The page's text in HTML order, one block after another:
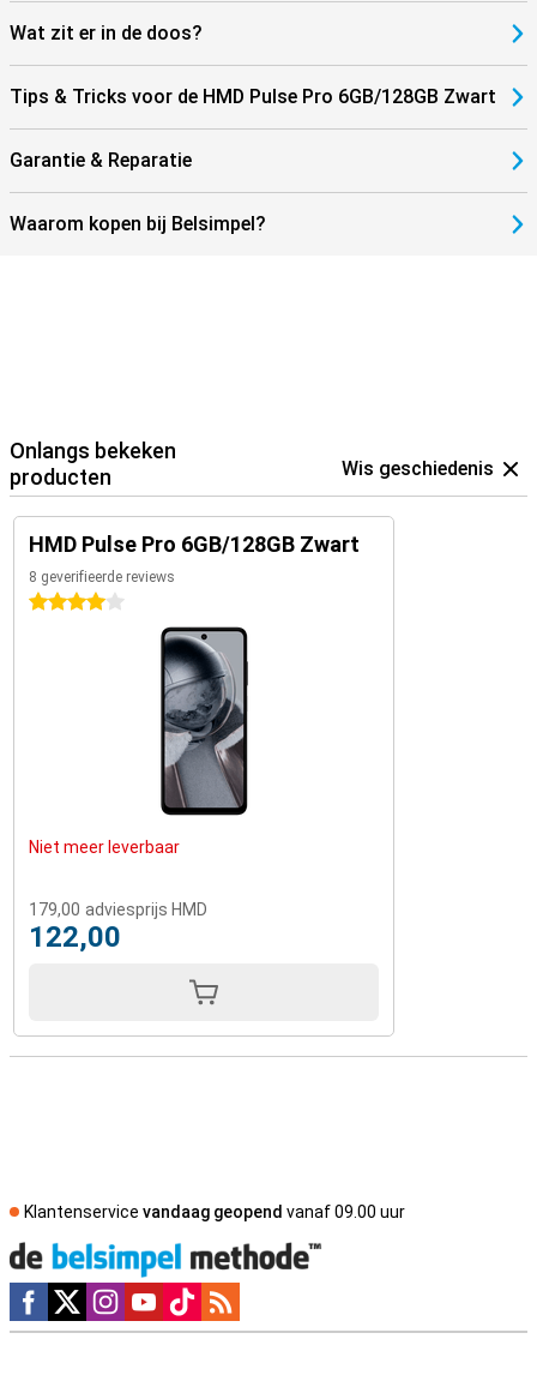
Wat zit er in de doos?
Tips & Tricks voor de HMD Pulse Pro 6GB/128GB Zwart
Garantie & Reparatie
Waarom kopen bij Belsimpel?
Onlangs bekeken
producten
Wis geschiedenis
HMD Pulse Pro 6GB/128GB Zwart
8 geverifieerde reviews
4 sterren
Niet meer leverbaar
179,00 adviesprijs HMD
122,00
Klantenservice vandaag geopend vanaf 09.00 uur
Social media